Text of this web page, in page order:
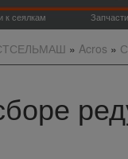
к сеялкам
» Acros »